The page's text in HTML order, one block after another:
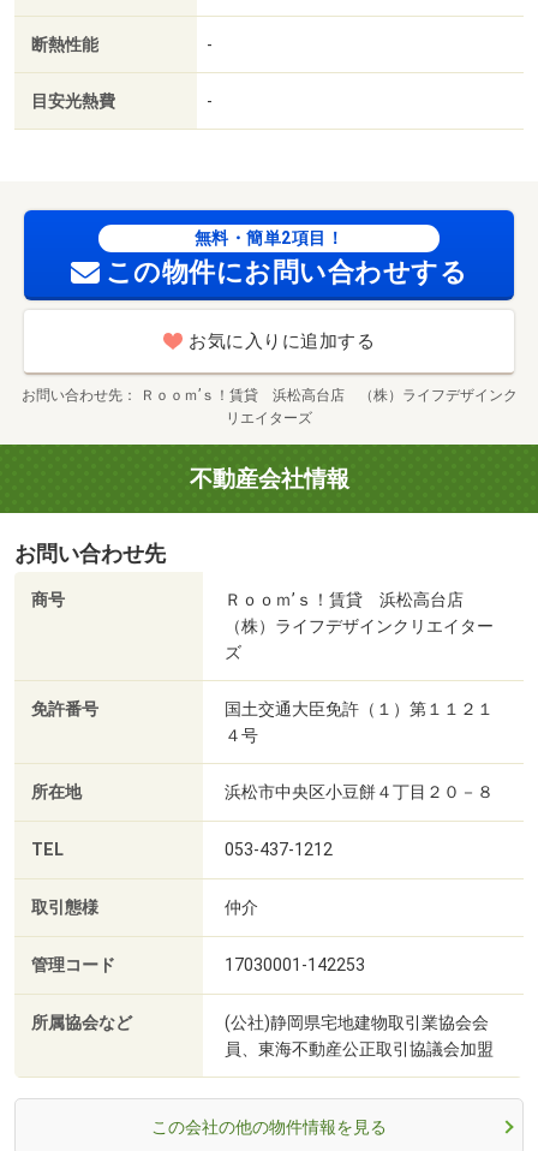
断熱性能 -
目安光熱費 -
無料・簡単2項目！
この物件にお問い合わせする
お気に入りに追加する
お問い合わせ先
Ｒｏｏｍ’ｓ！賃貸 浜松高台店 （株）ライフデザインク
リエイターズ
不動産会社情報
お問い合わせ先
商号
Ｒｏｏｍ’ｓ！賃貸 浜松高台店
（株）ライフデザインクリエイター
ズ
免許番号
国土交通大臣免許（１）第１１２１
４号
所在地 浜松市中央区小豆餅４丁目２０－８
TEL 053-437-1212
取引態様 仲介
管理コード 17030001-142253
所属協会など
(公社)静岡県宅地建物取引業協会会
員、東海不動産公正取引協議会加盟
この会社の他の物件情報を見る